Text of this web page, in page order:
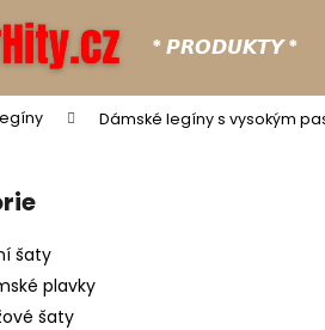
* 𝙋𝙍𝙊𝘿𝙐𝙆𝙏𝙔 *
Dámské legíny s vysokým
šaty
plavky
šaty